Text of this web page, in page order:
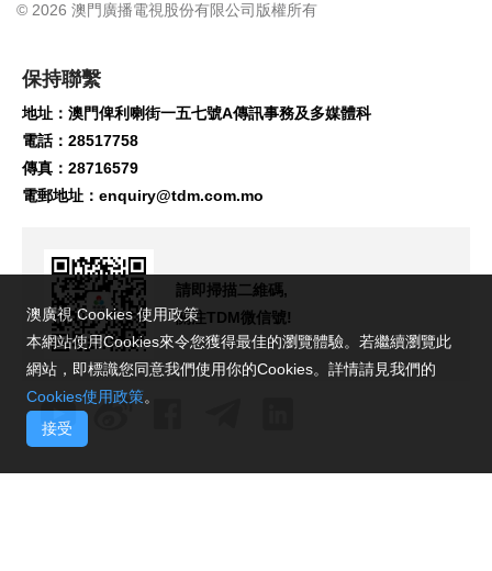
© 2026 澳門廣播電視股份有限公司版權所有
保持聯繫
地址：澳門俾利喇街一五七號A傳訊事務及多媒體科
電話：28517758
傳真：28716579
電郵地址： enquiry@tdm.com.mo
請即掃描二維碼,
關注TDM微信號!
澳廣視 Cookies 使用政策
本網站使用Cookies來令您獲得最佳的瀏覽體驗。若繼續瀏覽此
網站，即標識您同意我們使用你的Cookies。詳情請見我們的
Cookies使用政策。
接受